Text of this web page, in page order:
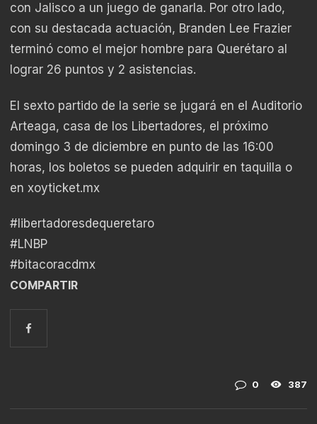
con Jalisco a un juego de ganarla. Por otro lado,
con su destacada actuación, Branden Lee Frazier
terminó como el mejor hombre para Querétaro al
lograr 26 puntos y 2 asistencias.
El sexto partido de la serie se jugará en el Auditorio
Arteaga, casa de los Libertadores, el próximo
domingo 3 de diciembre en punto de las 16:00
horas, los boletos se pueden adquirir en taquilla o
en xoyticket.mx
#libertadoresdequeretaro
#LNBP
#bitacoracdmx
COMPARTIR
0 387